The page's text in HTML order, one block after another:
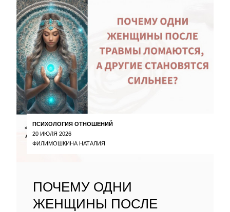
ПСИХОЛОГИЯ ОТНОШЕНИЙ
20 ИЮЛЯ 2026
ФИЛИМОШКИНА НАТАЛИЯ
ПОЧЕМУ ОДНИ
ЖЕНЩИНЫ ПОСЛЕ